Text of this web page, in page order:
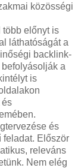
közösségi
több előnyt is
láthatóságát a
backlink-
a
is
és
és
feladat. Először
releváns
Nem elég